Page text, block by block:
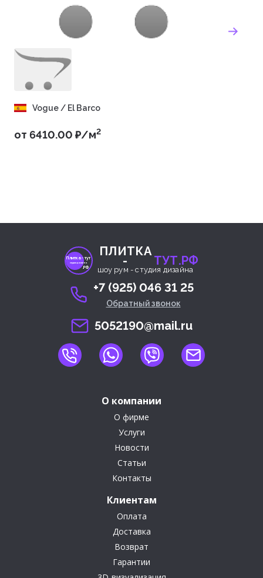
Vogue / El Barco
от 6410.00 ₽/м2
ПЛИТКА
- ТУТ.РФ
шоу рум - студия дизайна
Плитка- тут
студия дизайна
.РФ
+7 (925) 046 31 25
Обратный звонок
5052190@mail.ru
О компании
О фирме
Услуги
Новости
Статьи
Контакты
Клиентам
Оплата
Доставка
Возврат
Гарантии